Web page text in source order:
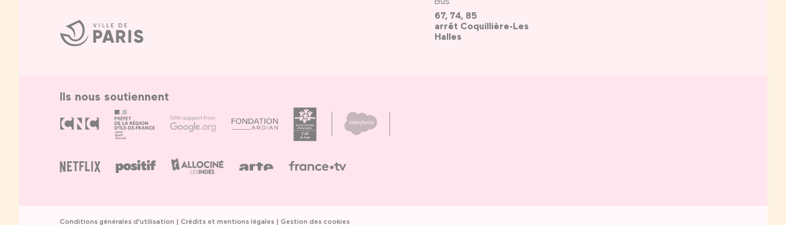
Ville
de
Paris
67, 74, 85
arrêt Coquillière-Les
Halles
Ils nous soutiennent
Conditions générales d'utilisation Crédits et mentions légales Gestion des cookies